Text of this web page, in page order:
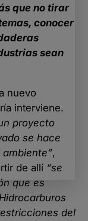
que no tirar
conocer
sean
nuevo
interviene.
proyecto
se hace
,
de allí “se
que es
del